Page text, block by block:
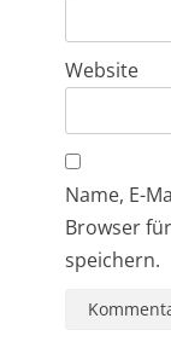
Website
Name, E-
Browser
speichern.